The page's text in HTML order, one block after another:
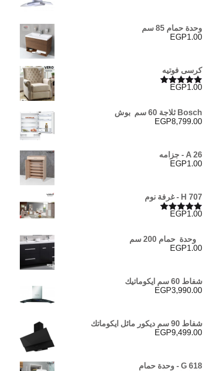
وحدة حمام 85 سم
EGP1.00
كرسى فوتيه
تم التقييم
EGP1.00
Bosch ثلاجة 60 سم بوش
EGP8,799.00
A 26 - جزامه
EGP1.00
H 707 - غرفة نوم
تم التقييم
EGP1.00
وحدة حمام 200 سم
EGP1.00
شفاط 60 سم ايكوماتيك
EGP3,990.00
شفاط 90 سم ديكور مائل ايكوماتك
EGP9,499.00
G 618 - وحدة حمام